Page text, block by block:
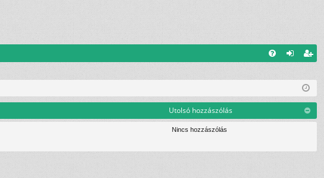
is
ztr
ác
Utolsó hozzászólás
Nincs hozzászólás